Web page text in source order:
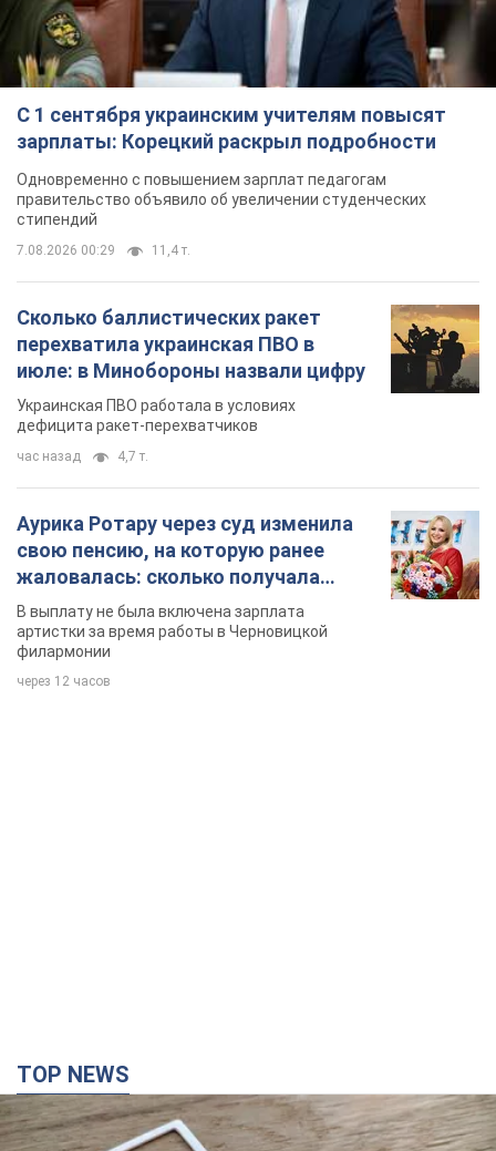
С 1 сентября украинским учителям повысят
зарплаты: Корецкий раскрыл подробности
Одновременно с повышением зарплат педагогам
правительство объявило об увеличении студенческих
стипендий
7.08.2026 00:29 11,4 т.
Сколько баллистических ракет
перехватила украинская ПВО в
июле: в Минобороны назвали цифру
Украинская ПВО работала в условиях
дефицита ракет-перехватчиков
час назад 4,7 т.
Аурика Ротару через суд изменила
свою пенсию, на которую ранее
жаловалась: сколько получала
певица
В выплату не была включена зарплата
артистки за время работы в Черновицкой
филармонии
через 12 часов
TOP NEWS